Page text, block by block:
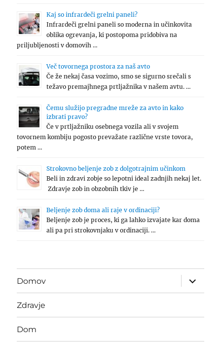
Kaj so infrardeči grelni paneli?
Infrardeči grelni paneli so moderna in učinkovita
oblika ogrevanja, ki postopoma pridobiva na
priljubljenosti v domovih …
Več tovornega prostora za naš avto
Če že nekaj časa vozimo, smo se sigurno srečali s
težavo premajhnega prtljažnika v našem avtu. …
Čemu služijo pregradne mreže za avto in kako
izbrati pravo?
Če v prtljažniku osebnega vozila ali v svojem
tovornem kombiju pogosto prevažate različne vrste tovora,
potem …
Strokovno beljenje zob z dolgotrajnim učinkom
Beli in zdravi zobje so lepotni ideal zadnjih nekaj let.
Zdravje zob in obzobnih tkiv je …
Beljenje zob doma ali raje v ordinaciji?
Beljenje zob je proces, ki ga lahko izvajate kar doma
ali pa pri strokovnjaku v ordinaciji. …
Domov
expand
child
menu
Zdravje
Dom